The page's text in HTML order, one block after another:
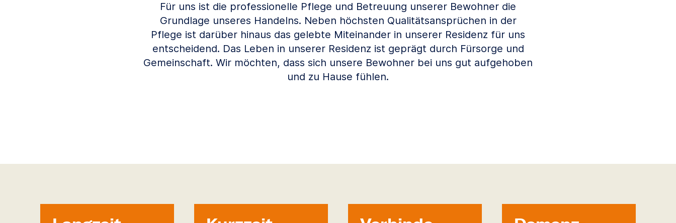
Für uns ist die professionelle Pflege und Betreuung unserer Bewohner die
Grundlage unseres Handelns. Neben höchsten Qualitätsansprüchen in der
Pflege ist darüber hinaus das gelebte Miteinander in unserer Residenz für uns
entscheidend. Das Leben in unserer Residenz ist geprägt durch Fürsorge und
Gemeinschaft. Wir möchten, dass sich unsere Bewohner bei uns gut aufgehoben
und zu Hause fühlen.